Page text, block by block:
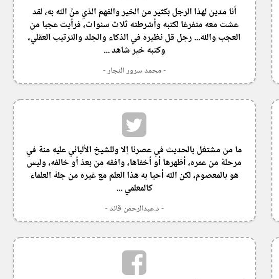
أنا مدين لهذا الرجل بكثير من الخير والفهم الذي منَّ الله به، لقد
عشت معه متفرغا لكتبه وأشرطته ثلاث سنوات، فرأيت عجبا من
العجب والله... رجل قل نظيره في الذكاء والجلد والترتيب العقلي،
وكتبه خير شاهد ...
- محمد سرور النجار -
ما من مشتغل بالحديث في عصرنا إلا وللشيخ الألباني عليه منة في
مرحلة من عمره، أظهرها أو أخفاها، وافقه من بعدُ أو خالفه، وليس
هو بالمعصوم، لكن الله أحيا به هذا العلم مع غيره من جلة العلماء
كالمعلمي ...
- د.عبدالرحمن قائد -